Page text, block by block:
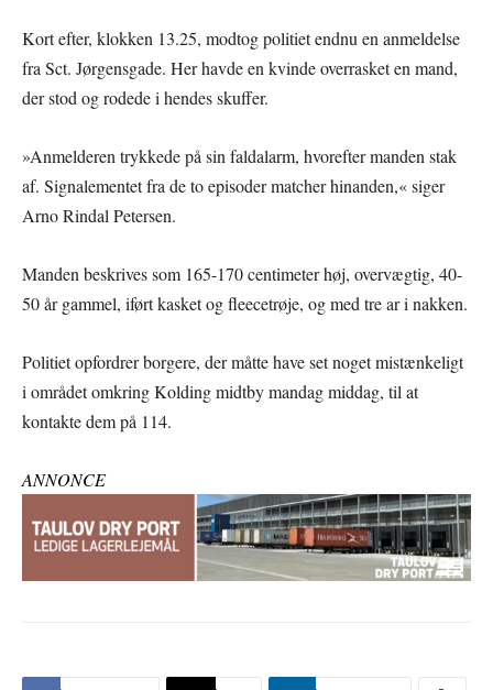
Kort efter, klokken 13.25, modtog politiet endnu en anmeldelse
fra Sct. Jørgensgade. Her havde en kvinde overrasket en mand,
der stod og rodede i hendes skuffer.
»Anmelderen trykkede på sin faldalarm, hvorefter manden stak
af. Signalementet fra de to episoder matcher hinanden,« siger
Arno Rindal Petersen.
Manden beskrives som 165-170 centimeter høj, overvægtig, 40-
50 år gammel, iført kasket og fleecetrøje, og med tre ar i nakken.
Politiet opfordrer borgere, der måtte have set noget mistænkeligt
i området omkring Kolding midtby mandag middag, til at
kontakte dem på 114.
ANNONCE